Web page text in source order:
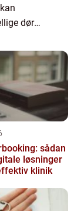
døre,
...
sådan
løsninger
klinik